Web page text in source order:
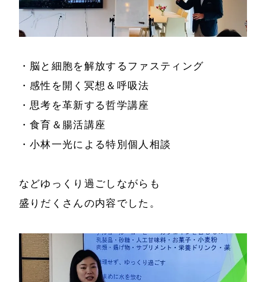
サービス
事例と実績
導入企業一覧
書籍・DVD
経営理念
づく表示
メールマガジン
・脳と細胞を解放するファスティング
・感性を開く冥想＆呼吸法
・思考を革新する哲学講座
・食育＆腸活講座
・小林一光による特別個人相談
などゆっくり過ごしながらも
盛りだくさんの内容でした。